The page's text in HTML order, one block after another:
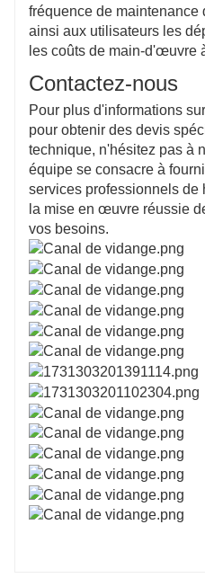
fréquence de maintenance
ainsi aux utilisateurs les
les coûts de main-d'œuvre
Contactez-nous
Pour plus d'informations
pour obtenir des devis
technique, n'hésitez pas à
équipe se consacre à
services professionnels de
la mise en œuvre réussie
vos besoins.